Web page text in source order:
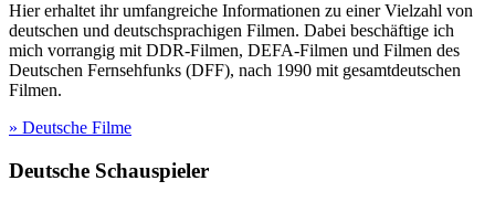
Hier erhaltet ihr umfangreiche Informationen zu einer Vielzahl von
deutschen und deutschsprachigen Filmen. Dabei beschäftige ich
mich vorrangig mit DDR-Filmen, DEFA-Filmen und Filmen des
Deutschen Fernsehfunks (DFF), nach 1990 mit gesamtdeutschen
Filmen.
» Deutsche Filme
Deutsche Schauspieler